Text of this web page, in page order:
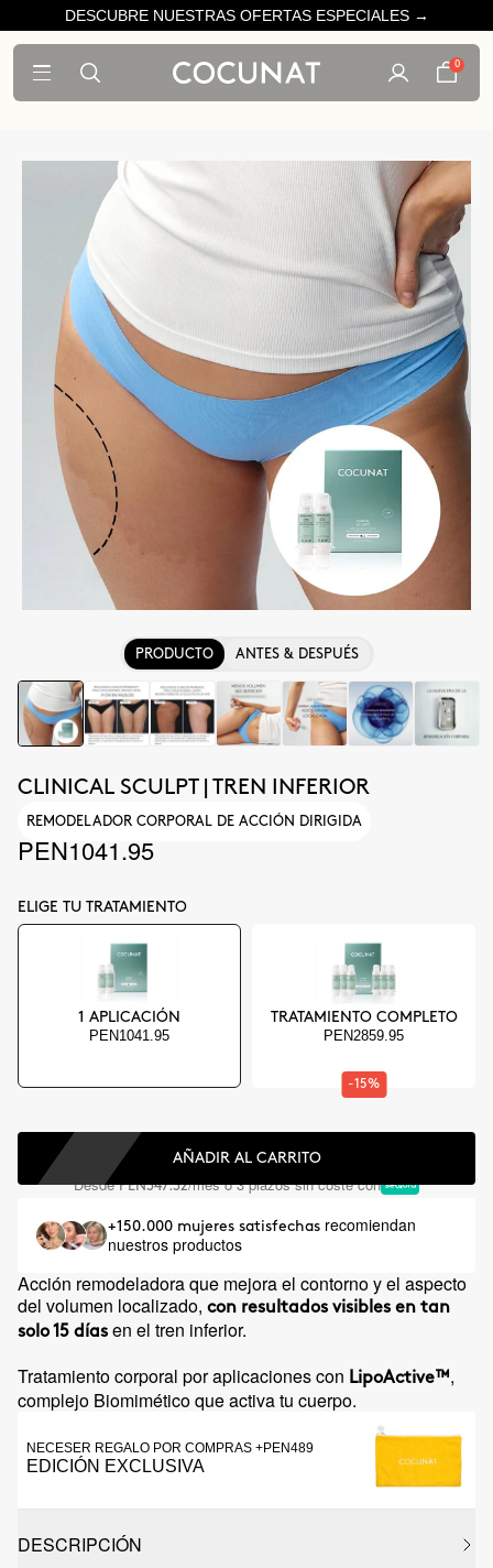
DESCUBRE NUESTRAS OFERTAS ESPECIALES →
0
PRODUCTO ANTES & DESPUÉS
CLINICAL SCULPT | TREN INFERIOR
REMODELADOR CORPORAL DE ACCIÓN DIRIGIDA
PEN1041.95
ELIGE TU TRATAMIENTO
1 APLICACIÓN
PEN1041.95
TRATAMIENTO COMPLETO
PEN2859.95
-15%
AÑADIR AL CARRITO
DesdePEN347.32/mes o 3 plazos sin coste con
+150.000 mujeres satisfechas recomiendan
nuestros productos
Acción remodeladora que mejora el contorno y el aspecto
del volumen localizado, con resultados visibles en tan
solo 15 días en el tren inferior.
Tratamiento corporal por aplicaciones con LipoActive™,
complejo Biomimético que activa tu cuerpo.
NECESER REGALO POR COMPRAS +PEN489
EDICIÓN EXCLUSIVA
DESCRIPCIÓN